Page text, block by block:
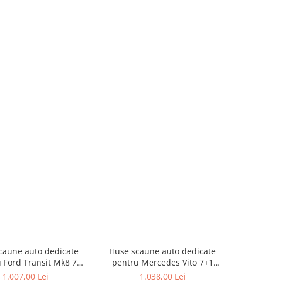
auto dedicate
Transit Mk8 7
locuri 2014-
1.007,00 Lei
Huse scaune auto dedicate
pentru Mercedes Vito 7+1
locuri
1.038,00 Lei